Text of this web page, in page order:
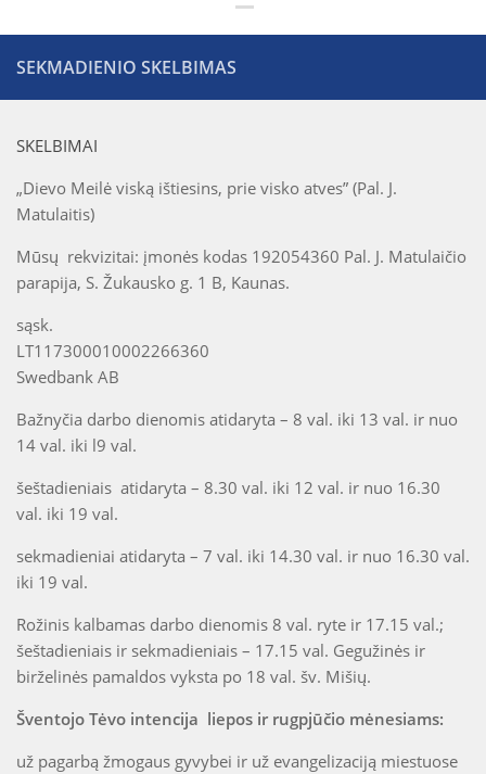
SEKMADIENIO SKELBIMAS
SKELBIMAI
„Dievo Meilė viską ištiesins, prie visko atves” (Pal. J.
Matulaitis)
Mūsų rekvizitai: įmonės kodas 192054360 Pal. J. Matulaičio
parapija, S. Žukausko g. 1 B, Kaunas.
sąsk.
LT117300010002266360
Swedbank AB
Bažnyčia darbo dienomis atidaryta – 8 val. iki 13 val. ir nuo
14 val. iki l9 val.
šeštadieniais atidaryta – 8.30 val. iki 12 val. ir nuo 16.30
val. iki 19 val.
sekmadieniai atidaryta – 7 val. iki 14.30 val. ir nuo 16.30 val.
iki 19 val.
Rožinis kalbamas darbo dienomis 8 val. ryte ir 17.15 val.;
šeštadieniais ir sekmadieniais – 17.15 val. Gegužinės ir
birželinės pamaldos vyksta po 18 val. šv. Mišių.
Šventojo Tėvo intencija liepos ir rugpjūčio mėnesiams:
už pagarbą žmogaus gyvybei ir už evangelizaciją miestuose